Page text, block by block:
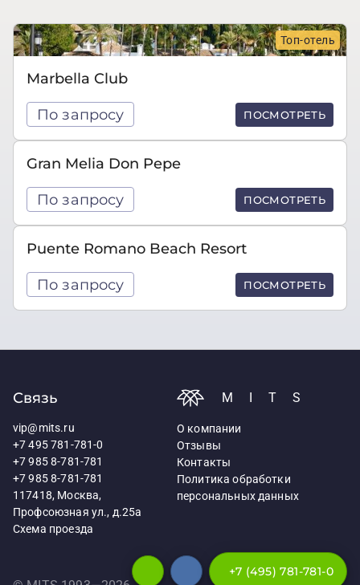
Топ-отель
Marbella Club
По запросу ПОСМОТРЕТЬ
Gran Melia Don Pepe
По запросу ПОСМОТРЕТЬ
Puente Romano Beach Resort
По запросу ПОСМОТРЕТЬ
Связь
vip@mits.ru
+7 495 781-781-0
+7 985 8-781-781
+7 985 8-781-781
117418, Москва,
Профсоюзная ул., д.25а
Схема проезда
MITS
О компании
Отзывы
Контакты
Политика обработки
персональных данных
+7 (495) 781-781-0